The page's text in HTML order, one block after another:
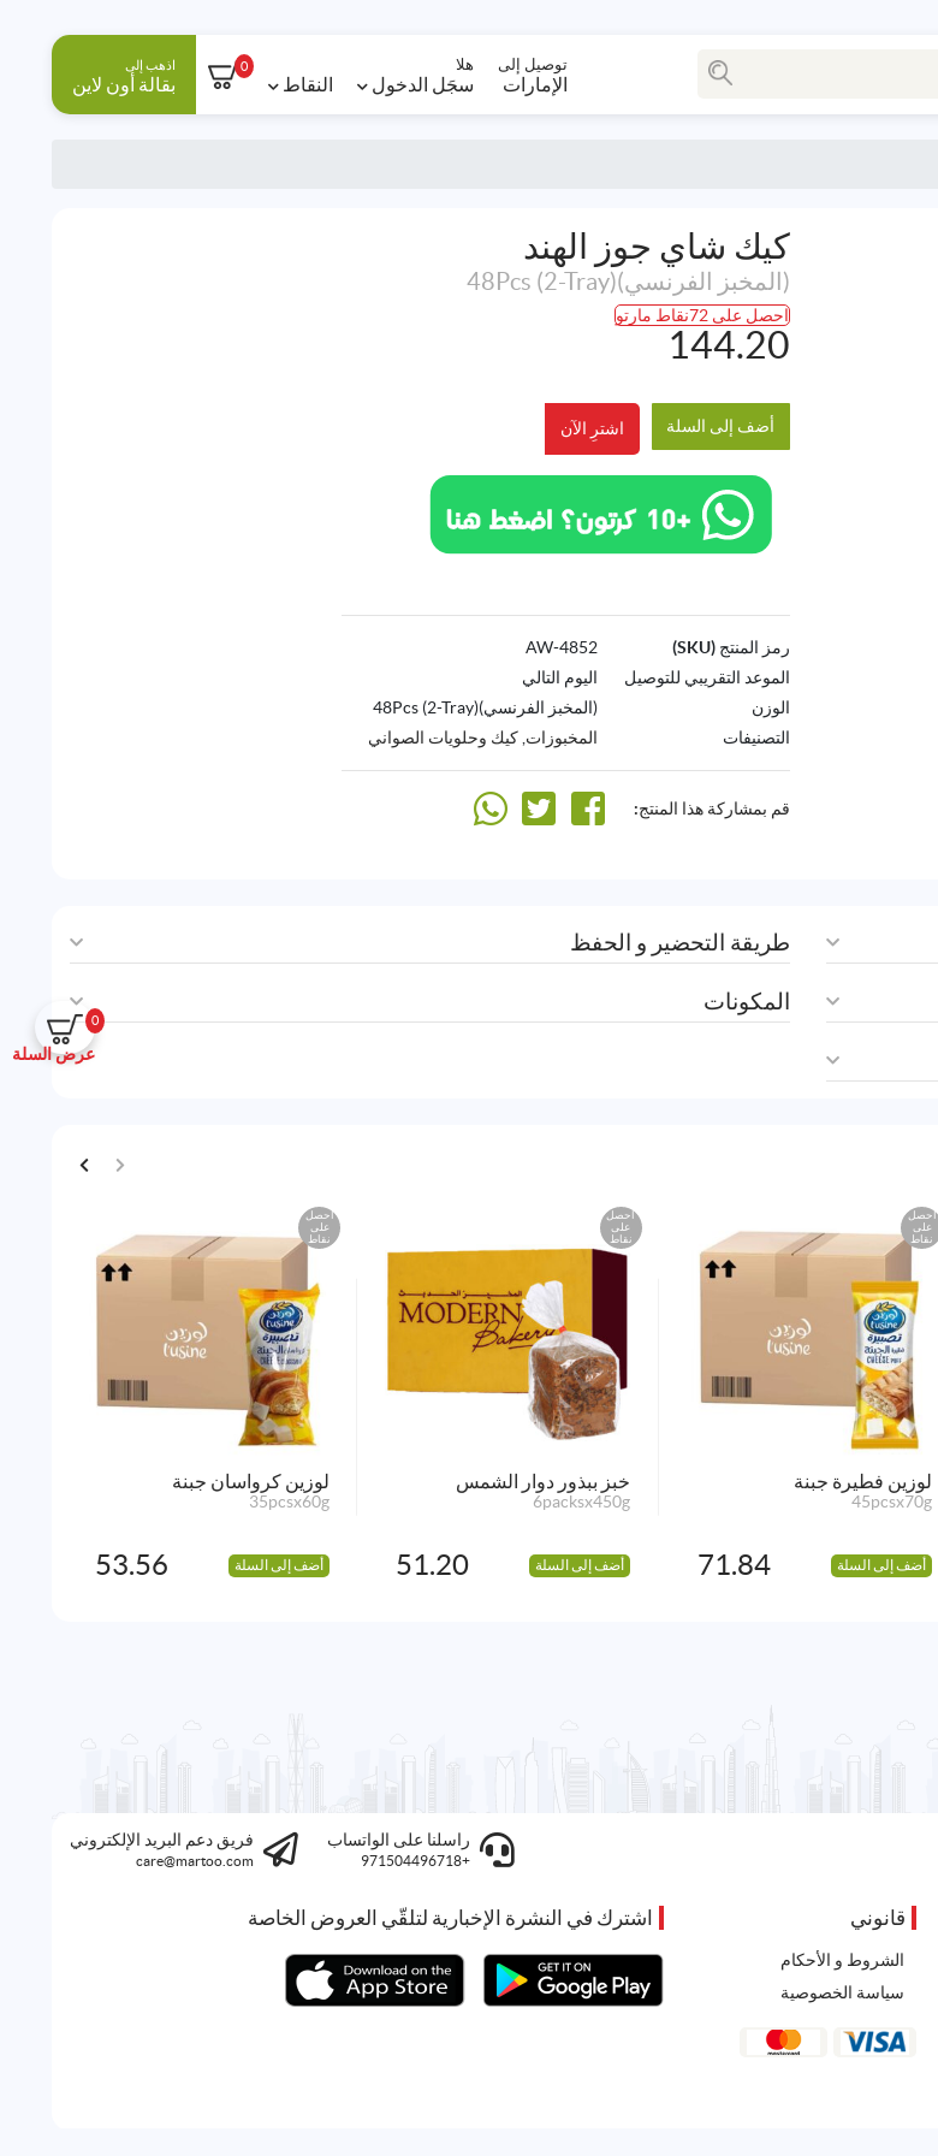
توصيل إلى
الإمارات
هلا
سجَل الدخول النقاط
0 اذهب إلى
بقالة أون لاين
0
عرض السلة
كيك شاي جوز الهند
(المخبز الفرنسي)48Pcs (2-Tray)
احصل على 72نقاط مارتو
144.20
أضف إلى السلة اشترِ الآن
رمز المنتج (SKU)
4852-AW
الموعد التقريبي للتوصيل
اليوم التالي
الوزن
(المخبز الفرنسي)48Pcs (2-Tray)
التصنيفات
المخبوزات,كيك وحلويات الصواني
قم بمشاركة هذا المنتج:
طريقة التحضير و الحفظ
المكونات
احصل
على
نقاط
لوزين فطيرة جبنة
45pcsx70g
أضف إلى السلة 71.84
احصل
على
نقاط
خبز ببذور دوار الشمس
6packsx450g
أضف إلى السلة 51.20
احصل
على
نقاط
لوزين كرواسان جبنة
35pcsx60g
أضف إلى السلة 53.56
راسلنا على الواتساب
+971504496718
فريق دعم البريد الإلكتروني
care@martoo.com
قانوني
الشروط و الأحكام
سياسة الخصوصية
اشترك في النشرة الإخبارية لتلقّي العروض الخاصة